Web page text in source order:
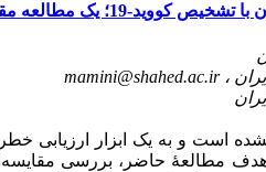
19؛ یک مطالعه مقطعی
mamini@shahed.ac.ir
هنوز به‌طور کامل شناخته نشده است و به یک
هدف مطالعهٔ حاضر، بررسی